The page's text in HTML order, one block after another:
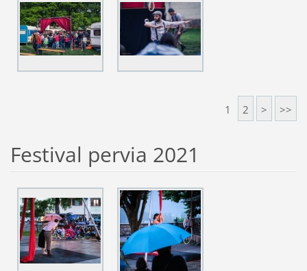
1 2 > >>
Festival pervia 2021